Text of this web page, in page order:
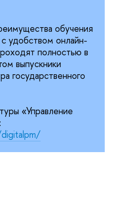
обучения
удобством онлайн-
полностью в
выпускники
государственного
«Управление